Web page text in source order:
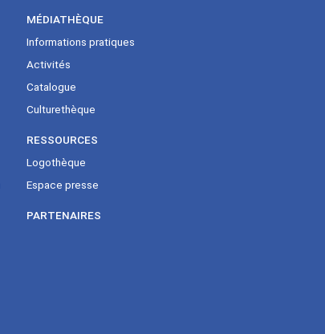
MÉDIATHÈQUE
Informations pratiques
Activités
Catalogue
Culturethèque
RESSOURCES
Logothèque
Espace presse
PARTENAIRES